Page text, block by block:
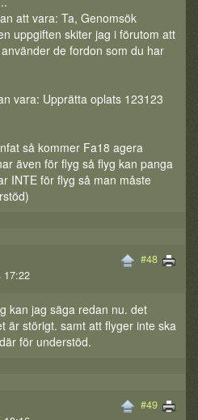
att vara: Ta, Genomsök
uppgiften skiter jag i förutom att
de fordon som du har
vara: Upprätta oplats 123123
så kommer Fa18 agera
även för flyg så flyg kan panga
INTE för flyg så man måste
#48
17:22
kan jag säga redan nu. det
är störigt. samt att flyger inte ska
för understöd.
#49